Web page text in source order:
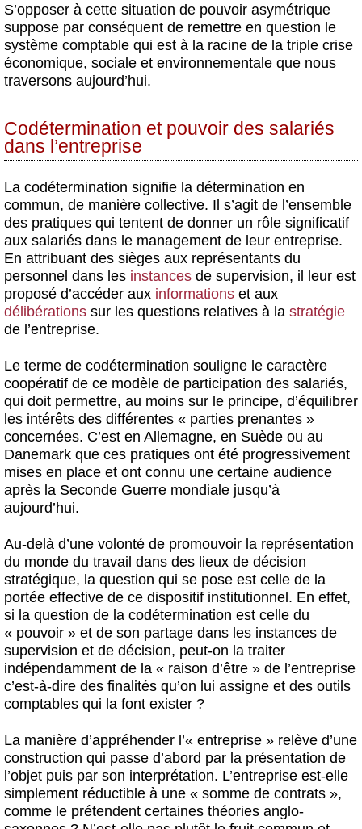
S’opposer à cette situation de pouvoir asymétrique
suppose par conséquent de remettre en question le
système comptable qui est à la racine de la triple crise
économique, sociale et environnementale que nous
traversons aujourd’hui.
Codétermination et pouvoir des salariés
dans l’entreprise
La codétermination signifie la détermination en
commun, de manière collective. Il s’agit de l’ensemble
des pratiques qui tentent de donner un rôle significatif
aux salariés dans le management de leur entreprise.
En attribuant des sièges aux représentants du
personnel dans les instances de supervision, il leur est
proposé d’accéder aux informations et aux
délibérations sur les questions relatives à la stratégie
de l’entreprise.
Le terme de codétermination souligne le caractère
coopératif de ce modèle de participation des salariés,
qui doit permettre, au moins sur le principe, d’équilibrer
les intérêts des différentes « parties prenantes »
concernées. C’est en Allemagne, en Suède ou au
Danemark que ces pratiques ont été progressivement
mises en place et ont connu une certaine audience
après la Seconde Guerre mondiale jusqu’à
aujourd’hui.
Au-delà d’une volonté de promouvoir la représentation
du monde du travail dans des lieux de décision
stratégique, la question qui se pose est celle de la
portée effective de ce dispositif institutionnel. En effet,
si la question de la codétermination est celle du
« pouvoir » et de son partage dans les instances de
supervision et de décision, peut-on la traiter
indépendamment de la « raison d’être » de l’entreprise
c’est-à-dire des finalités qu’on lui assigne et des outils
comptables qui la font exister ?
La manière d’appréhender l’« entreprise » relève d’une
construction qui passe d’abord par la présentation de
l’objet puis par son interprétation. L’entreprise est-elle
simplement réductible à une « somme de contrats »,
comme le prétendent certaines théories anglo-